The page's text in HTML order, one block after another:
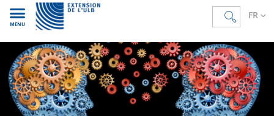
FR
MENU